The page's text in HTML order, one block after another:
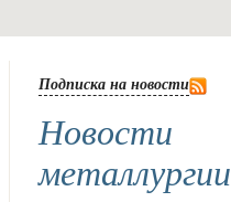
Подписка на новости
Новости
металлургии